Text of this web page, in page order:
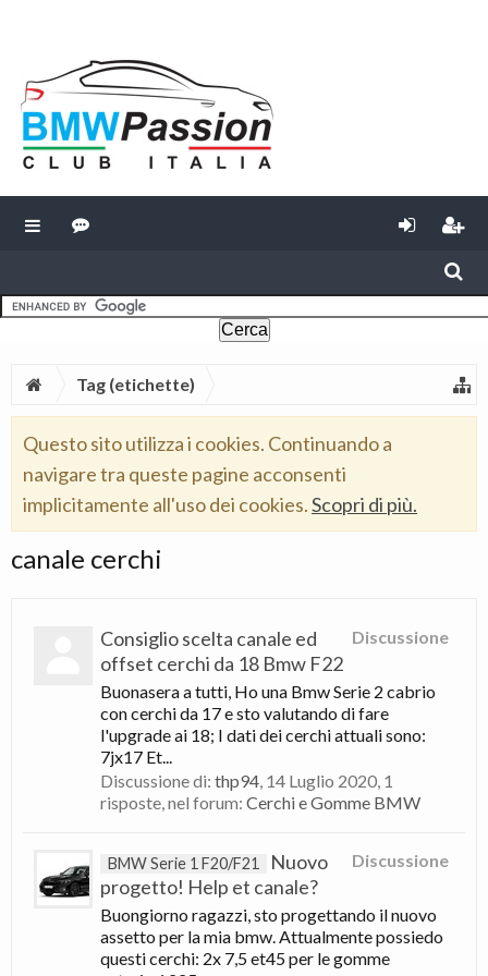
Tag (etichette)
Questo sito utilizza i cookies. Continuando a
navigare tra queste pagine acconsenti
implicitamente all'uso dei cookies.Scopri di più.
canale cerchi
Discussione
Consiglio scelta canale ed
offset cerchi da 18 Bmw F22
Buonasera a tutti, Ho una Bmw Serie 2 cabrio
con cerchi da 17 e sto valutando di fare
l'upgrade ai 18; I dati dei cerchi attuali sono:
7jx17 Et...
Discussione di: thp94, 14 Luglio 2020, 1
risposte, nel forum: Cerchi e Gomme BMW
Discussione
BMW Serie 1 F20/F21
Nuovo
progetto! Help et canale?
Buongiorno ragazzi, sto progettando il nuovo
assetto per la mia bmw. Attualmente possiedo
questi cerchi: 2x 7,5 et45 per le gomme